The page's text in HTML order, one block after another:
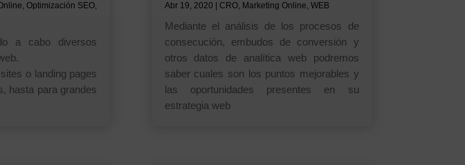
, Optimización SEO,
a cabo diversos
o landing pages
hasta para grandes
Abr 19, 2020 CRO, Marketing Online, WEB
Mediante el análisis de los procesos de
consecución, embudos de conversión y
otros datos de analítica web podremos
saber cuales son los puntos mejorables y
las oportunidades presentes en su
estrategia web